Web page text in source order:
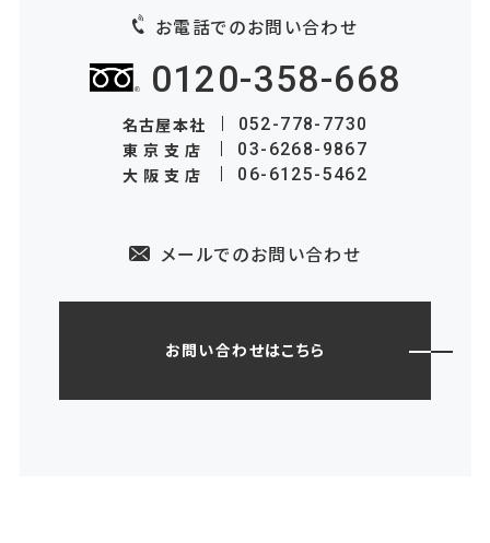
お電話でのお問い合わせ
0120-358-668
名古屋本社 052-778-7730
東京支店 03-6268-9867
大阪支店 06-6125-5462
メールでのお問い合わせ
お問い合わせはこちら